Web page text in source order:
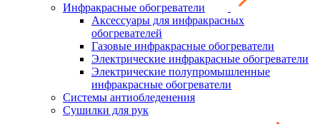
Инфракрасные обогреватели
Аксессуары для инфракрасных
обогревателей
Газовые инфракрасные обогреватели
Электрические инфракрасные обогреватели
Электрические полупромышленные
инфракрасные обогреватели
Системы антиобледенения
Сушилки для рук